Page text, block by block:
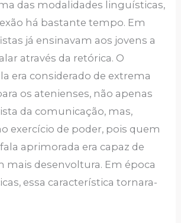
das modalidades linguísticas,
há bastante tempo. Em
já ensinavam aos jovens a
através da retórica. O
era considerado de extrema
os atenienses, não apenas
da comunicação, mas,
exercício de poder, pois quem
aprimorada era capaz de
mais desenvoltura. Em época
essa característica tornara-